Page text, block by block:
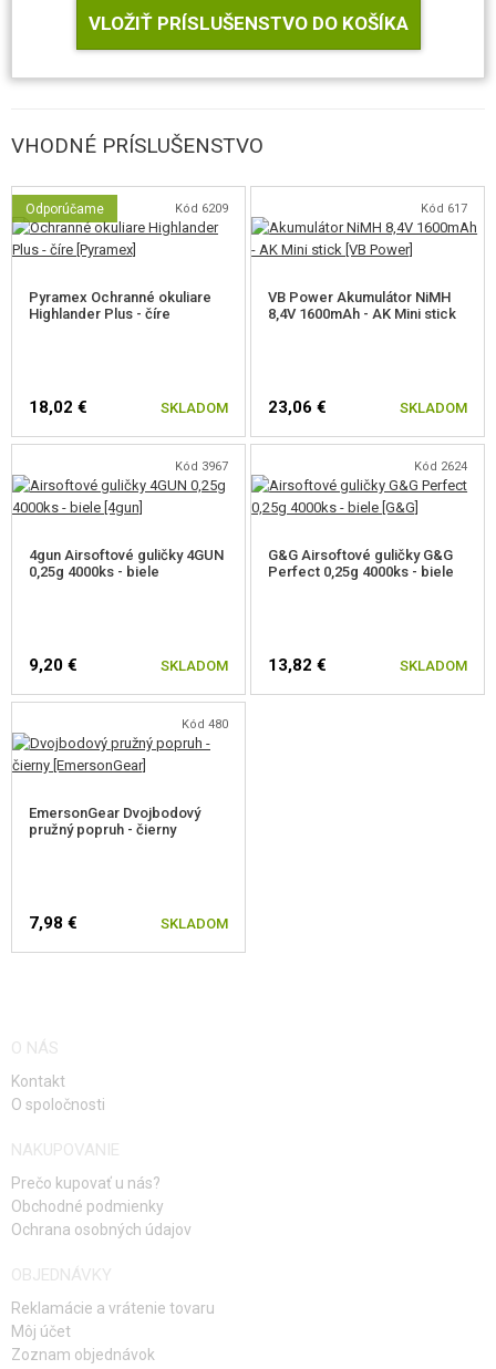
VLOŽIŤ PRÍSLUŠENSTVO DO KOŠÍKA
VHODNÉ PRÍSLUŠENSTVO
Odporúčame Kód 6209
Pyramex Ochranné okuliare
Highlander Plus - číre
18,02 € SKLADOM
Kód 617
VB Power Akumulátor NiMH
8,4V 1600mAh - AK Mini stick
23,06 € SKLADOM
Kód 3967
4gun Airsoftové guličky 4GUN
0,25g 4000ks - biele
9,20 € SKLADOM
Kód 2624
G&G Airsoftové guličky G&G
Perfect 0,25g 4000ks - biele
13,82 € SKLADOM
Kód 480
EmersonGear Dvojbodový
pružný popruh - čierny
7,98 € SKLADOM
O NÁS
Kontakt
O spoločnosti
NAKUPOVANIE
Prečo kupovať u nás?
Obchodné podmienky
Ochrana osobných údajov
OBJEDNÁVKY
Reklamácie a vrátenie tovaru
Môj účet
Zoznam objednávok